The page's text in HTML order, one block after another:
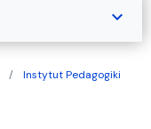
Instytut Pedagogiki
expand_more